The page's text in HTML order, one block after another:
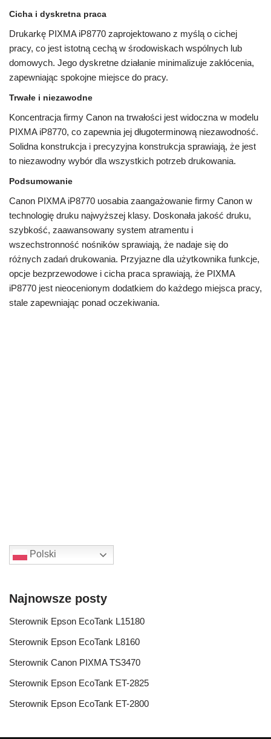
Cicha i dyskretna praca
Drukarkę PIXMA iP8770 zaprojektowano z myślą o cichej
pracy, co jest istotną cechą w środowiskach wspólnych lub
domowych. Jego dyskretne działanie minimalizuje zakłócenia,
zapewniając spokojne miejsce do pracy.
Trwałe i niezawodne
Koncentracja firmy Canon na trwałości jest widoczna w modelu
PIXMA iP8770, co zapewnia jej długoterminową niezawodność.
Solidna konstrukcja i precyzyjna konstrukcja sprawiają, że jest
to niezawodny wybór dla wszystkich potrzeb drukowania.
Podsumowanie
Canon PIXMA iP8770 uosabia zaangażowanie firmy Canon w
technologię druku najwyższej klasy. Doskonała jakość druku,
szybkość, zaawansowany system atramentu i
wszechstronność nośników sprawiają, że nadaje się do
różnych zadań drukowania. Przyjazne dla użytkownika funkcje,
opcje bezprzewodowe i cicha praca sprawiają, że PIXMA
iP8770 jest nieocenionym dodatkiem do każdego miejsca pracy,
stale zapewniając ponad oczekiwania.
Polski
Najnowsze posty
Sterownik Epson EcoTank L15180
Sterownik Epson EcoTank L8160
Sterownik Canon PIXMA TS3470
Sterownik Epson EcoTank ET-2825
Sterownik Epson EcoTank ET-2800